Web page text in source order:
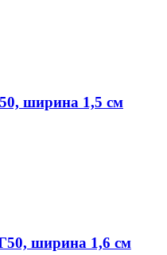
ширина 1,5 см
ширина 1,6 см